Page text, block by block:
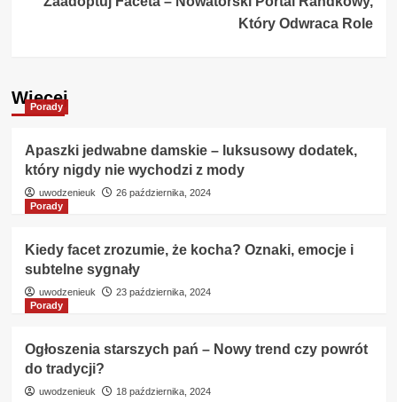
Który Odwraca Role
Więcej
Porady
Apaszki jedwabne damskie – luksusowy dodatek,
który nigdy nie wychodzi z mody
uwodzenieuk
26 października, 2024
Porady
Kiedy facet zrozumie, że kocha? Oznaki, emocje i
subtelne sygnały
uwodzenieuk
23 października, 2024
Porady
Ogłoszenia starszych pań – Nowy trend czy powrót
do tradycji?
uwodzenieuk 18 października, 2024